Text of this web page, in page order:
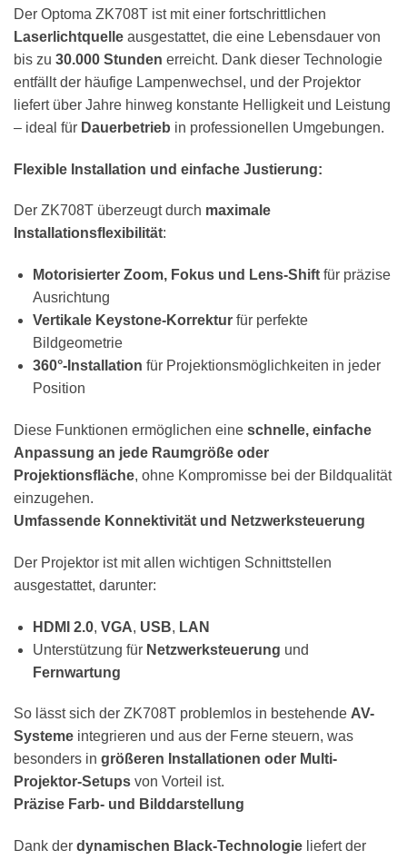
Der Optoma ZK708T ist mit einer fortschrittlichen
Laserlichtquelle ausgestattet, die eine Lebensdauer von
bis zu 30.000 Stunden erreicht. Dank dieser Technologie
entfällt der häufige Lampenwechsel, und der Projektor
liefert über Jahre hinweg konstante Helligkeit und Leistung
– ideal für Dauerbetrieb in professionellen Umgebungen.
Flexible Installation und einfache Justierung:
Der ZK708T überzeugt durch maximale
Installationsflexibilität:
Motorisierter Zoom, Fokus und Lens-Shiftfür präzise
Ausrichtung
Vertikale Keystone-Korrekturfür perfekte
Bildgeometrie
360°-Installation für Projektionsmöglichkeiten in jeder
Position
Diese Funktionen ermöglichen eine schnelle, einfache
Anpassung an jede Raumgröße oder
Projektionsfläche, ohne Kompromisse bei der Bildqualität
einzugehen.
Umfassende Konnektivität und Netzwerksteuerung
Der Projektor ist mit allen wichtigen Schnittstellen
ausgestattet, darunter:
HDMI 2.0, VGA, USB, LAN
Unterstützung für Netzwerksteuerung und
Fernwartung
So lässt sich der ZK708T problemlos in bestehende AV-
Systeme integrieren und aus der Ferne steuern, was
besonders in größeren Installationen oder Multi-
Projektor-Setups von Vorteil ist.
Präzise Farb- und Bilddarstellung
Dank der dynamischen Black-Technologie liefert der